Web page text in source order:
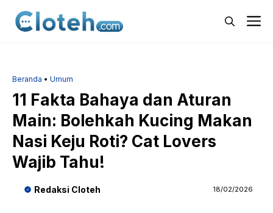
Beranda • Umum
11 Fakta Bahaya dan Aturan
Main: Bolehkah Kucing Makan
Nasi Keju Roti? Cat Lovers
Wajib Tahu!
Redaksi Cloteh 18/02/2026